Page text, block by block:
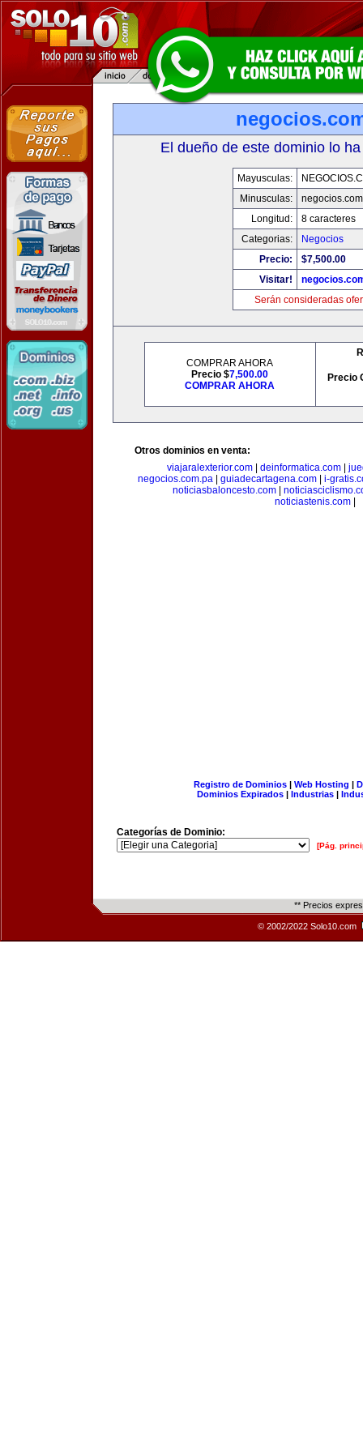
El dueño de este dominio lo
Mayusculas:
Minusculas:
Longitud:
8 caracteres
Categorias:
Negocios
Precio:
$7,500.00
Visitar!
Serán consideradas
COMPRAR AHORA
Precio $7,500.00
COMPRAR AHORA
Precio
Otros dominios en venta:
viajaralexterior.com| deinformatica.com|
negocios.com.pa| guiadecartagena.com| i-
noticiasbaloncesto.com
noticiastenis.com
Registro de Dominios| Web Hosting |
Dominios Expirados | Industrias |
Categorías de Dominio:
[Pág.
** Precios
© 2002/2022 Solo10.com